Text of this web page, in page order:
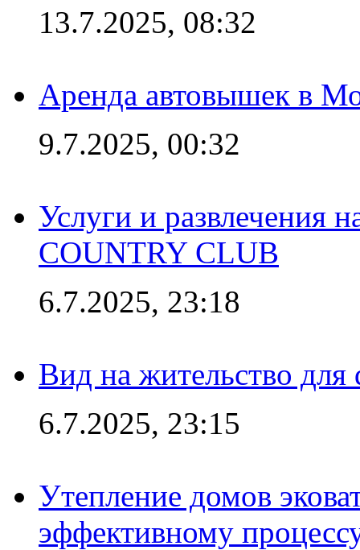
13.7.2025, 08:32
Аренда автовышек в
9.7.2025, 00:32
Услуги и развлечения
COUNTRY CLUB
6.7.2025, 23:18
Вид на жительство
6.7.2025, 23:15
Утепление домов
эффективному